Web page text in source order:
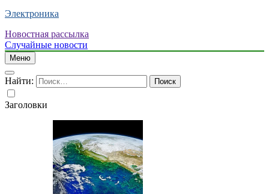
Электроника
Новостная рассылка
Случайные новости
Меню
Найти:
Заголовки